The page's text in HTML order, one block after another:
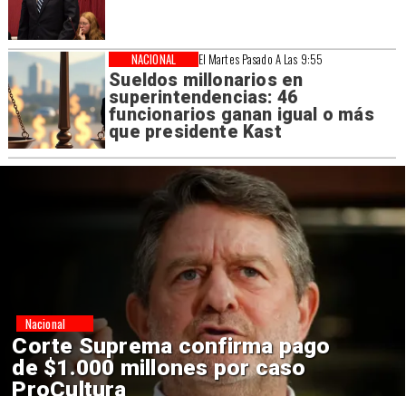
El Martes Pasado A Las 9:55
Sueldos millonarios en
superintendencias: 46
funcionarios ganan igual o más
que presidente Kast
NACIONAL
Codelco suspende
construcción de Andes Norte
en El Teniente por riesgos
Nacional